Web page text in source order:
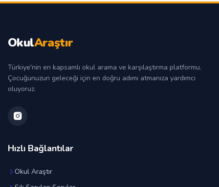
OkulAraştır
Türkiye'nin en kapsamlı okul arama ve karşılaştırma platformu.
Çocuğunuzun geleceği için en doğru adımı atmanıza yardımcı
oluyoruz.
Hızlı Bağlantılar
Okul Araştır